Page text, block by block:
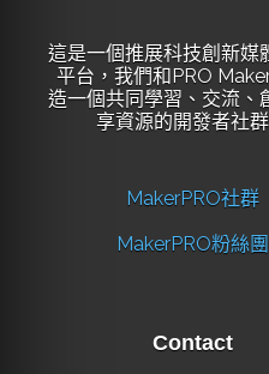
這是一個推展科技創新媒
平台，我們和PRO
造一個共同學習、交流、
享資源的開發者社群
MakerPRO社群
MakerPRO粉絲團
Contact